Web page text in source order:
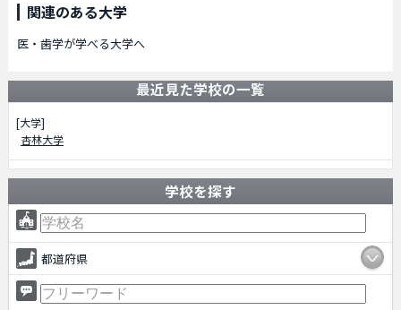
関連のある大学
医・歯学が学べる大学へ
最近見た学校の一覧
[大学]
杏林大学
学校を探す
都道府県